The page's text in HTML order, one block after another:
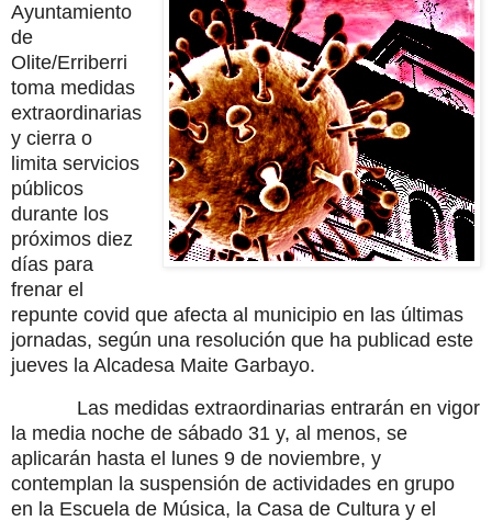
Ayuntamiento
de
Olite/Erriberri
toma medidas
extraordinarias
y cierra o
limita servicios
públicos
durante los
próximos diez
días para
frenar el
repunte covid que afecta al municipio en las últimas
jornadas, según una resolución que ha publicad este
jueves la Alcadesa Maite Garbayo.
Las medidas extraordinarias entrarán en vigor
la media noche de sábado 31 y, al menos, se
aplicarán hasta el lunes 9 de noviembre, y
contemplan la suspensión de actividades en grupo
en la Escuela de Música, la Casa de Cultura y el